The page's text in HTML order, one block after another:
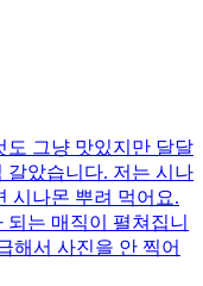
도 그냥 맛있지만 달달
갈았습니다. 저는 시나
시나몬 뿌려 먹어요.
는 매직이 펼쳐집니
해서 사진을 안 찍어